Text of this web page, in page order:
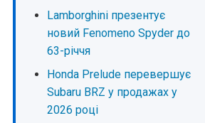
Lamborghini презентує
новий Fenomeno Spyder до
63-річчя
Honda Prelude перевершує
Subaru BRZ у продажах у
2026 році